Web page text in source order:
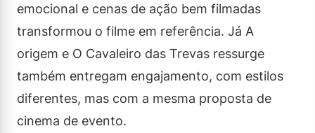
emocional e cenas de ação bem filmadas
transformou o filme em referência. Já A
origem e O Cavaleiro das Trevas ressurge
também entregam engajamento, com estilos
diferentes, mas com a mesma proposta de
cinema de evento.